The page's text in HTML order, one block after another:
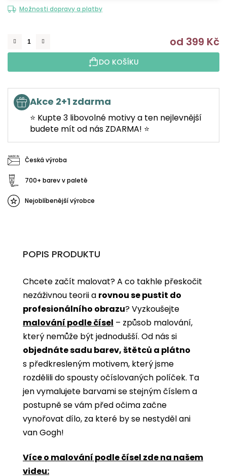
Možnosti dopravy a platby
od 399 Kč
DO KOŠÍKU
Akce 2+1 zdarma
⭐ Kupte 3 libovolné motivy a ten nejlevnější
budete mít od nás ZDARMA! ⭐
Česká výroba
700+ barev v paletě
Nejoblíbenější výrobce
POPIS PRODUKTU
Chcete začít malovat? A co takhle přeskočit
nezáživnou teorii a rovnou se pustit do
profesionálního obrazu? Vyzkoušejte
malování podle čísel ­­– způsob malování,
který nemůže být jednodušší. Od nás si
objednáte sadu barev, štětců a plátno
s předkresleným motivem, který jsme
rozdělili do spousty očíslovaných políček. Ta
jen vymalujete barvami se stejným číslem a
postupně se vám před očima začne
vynořovat dílo, za které by se nestyděl ani
van Gogh!
Více o malování podle čísel zde na našem
videu: